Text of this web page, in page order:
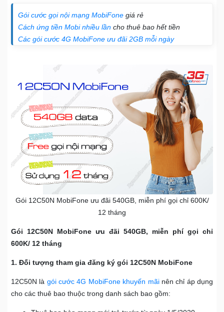
Gói cước gọi nội mạng MobiFone giá rẻ
Cách ứng tiền Mobi nhiều lần cho thuê bao hết tiền
Các gói cước 4G MobiFone ưu đãi 2GB mỗi ngày
Gói 12C50N MobiFone ưu đãi 540GB, miễn phí gọi chỉ 600K/
12 tháng
Gói 12C50N MobiFone ưu đãi 540GB, miễn phí gọi chỉ
600K/ 12 tháng
1. Đối tượng tham gia đăng ký gói 12C50N MobiFone
12C50N là gói cước 4G MobiFone khuyến mãinên chỉ áp dụng
cho các thuê bao thuộc trong danh sách bao gồm: